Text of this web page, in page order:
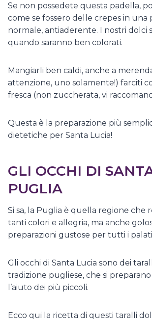
Se non possedete questa padella,
come se fossero delle crepes in una
normale, antiaderente. I nostri dolci
quando saranno ben colorati.
Mangiarli ben caldi, anche a
attenzione, uno solamente!) farciti
fresca (non zuccherata, vi
Questa è la preparazione più
dietetiche per Santa Lucia!
GLI OCCHI DI
PUGLIA
Si sa, la Puglia è quella regione che
tanti colori e allegria, ma anche
preparazioni gustose per tutti i
Gli occhi di Santa Lucia sono dei
tradizione pugliese, che si preparano
l’aiuto dei più piccoli.
Ecco qui la ricetta di questi taralli